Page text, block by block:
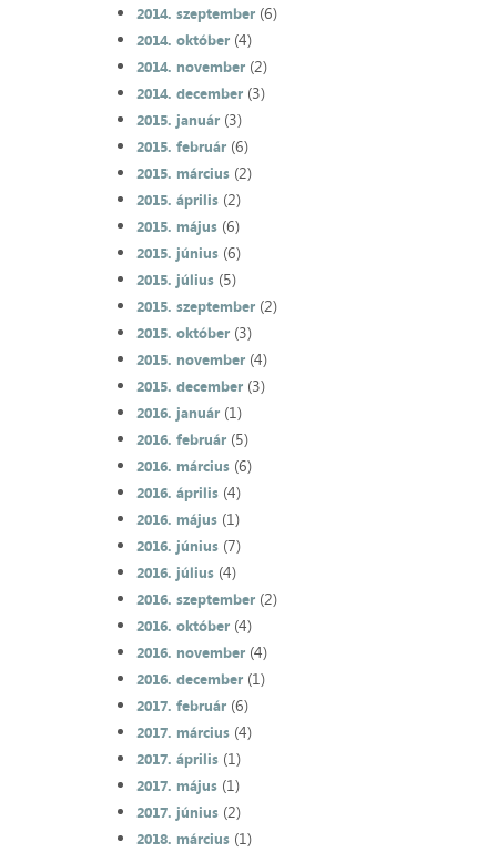
2014. szeptember(6)
2014. október(4)
2014. november(2)
2014. december(3)
2015. január(3)
2015. február(6)
2015. március(2)
2015. április(2)
2015. május(6)
2015. június(6)
2015. július(5)
2015. szeptember(2)
2015. október(3)
2015. november(4)
2015. december(3)
2016. január(1)
2016. február(5)
2016. március(6)
2016. április(4)
2016. május(1)
2016. június(7)
2016. július(4)
2016. szeptember(2)
2016. október(4)
2016. november(4)
2016. december(1)
2017. február(6)
2017. március(4)
2017. április(1)
2017. május(1)
2017. június(2)
2018. március(1)